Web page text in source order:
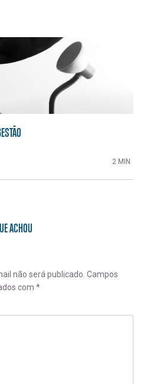
2 MIN
ACHOU
não será publicado. Campos
com *